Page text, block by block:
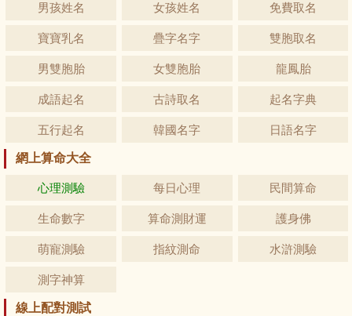
男孩姓名 女孩姓名 免費取名
寶寶乳名 疊字名字 雙胞取名
男雙胞胎 女雙胞胎 龍鳳胎
成語起名 古詩取名 起名字典
五行起名 韓國名字 日語名字
網上算命大全
心理測驗 每日心理 民間算命
生命數字 算命測財運 護身佛
萌寵測驗 指紋測命 水滸測驗
測字神算
線上配對測試